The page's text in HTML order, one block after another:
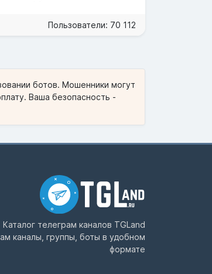
Пользователи: 70 112
ботов. Мошенники могут
Ваша безопасность -
Каталог телеграм каналов TGLand
каналы, группы, боты в удобном
формате